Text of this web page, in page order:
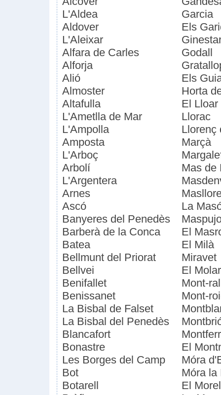
L'Aldea
Aldover
L'Aleixar
Alfara de Carles
Alforja
Alió
Almoster
Altafulla
L'Ametlla de Mar
L'Ampolla
Amposta
L'Arboç
Arbolí
L'Argentera
Arnes
Ascó
Banyeres del Penedès
Barberà de la Conca
Batea
Bellmunt del Priorat
Bellvei
Benifallet
Benissanet
La Bisbal de Falset
La Bisbal del Penedès
Blancafort
Bonastre
Les Borges del Camp
Bot
Botarell
Garcia
Els
Godall
Els
Horta
El Lloar
Llorac
Llorenç
Marçà
Mas de
La
El
El Milà
Miravet
El Molar
Mont-ral
Mont-
El
Móra
Móra la
El